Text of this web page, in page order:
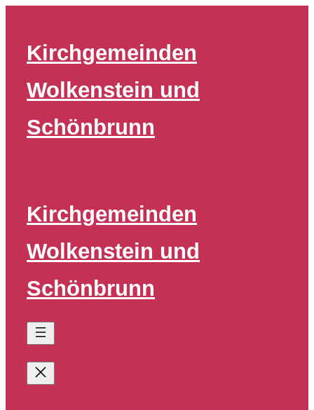
springen
Kirchgemeinden
Wolkenstein und
Schönbrunn
Kirchgemeinden
Wolkenstein und
Schönbrunn